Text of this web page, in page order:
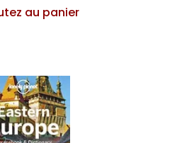
au panier